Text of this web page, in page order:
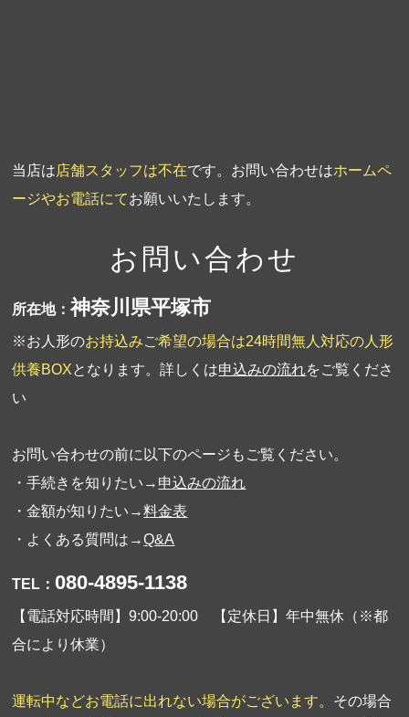
当店は店舗スタッフは不在です。お問い合わせはホームペ
ージやお電話にてお願いいたします。
お問い合わせ
所在地：神奈川県平塚市
※お人形のお持込みご希望の場合は24時間無人対応の人形
供養BOXとなります。詳しくは申込みの流れをご覧くださ
い
お問い合わせの前に以下のページもご覧ください。
・手続きを知りたい→ 申込みの流れ
・金額が知りたい→料金表
・よくある質問は→Q&A
TEL： 080-4895-1138
【電話対応時間】9:00-20:00 【定休日】年中無休（※都
合により休業）
運転中などお電話に出れない場合がございます。 その場合